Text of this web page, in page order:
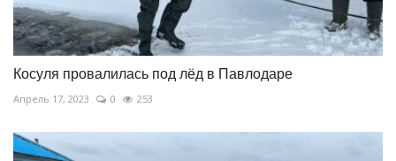
Косуля провалилась под лёд в Павлодаре
Апрель 17, 2023 0 253